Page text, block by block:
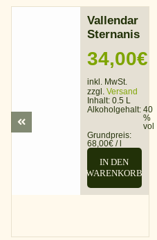
Vallendar
Sternanis
34,00€
inkl. MwSt.
zzgl. Versand
Inhalt: 0.5 L
Alkoholgehalt: 40
%
vol
Grundpreis:
68,00€/
IN DEN
WARENKORB